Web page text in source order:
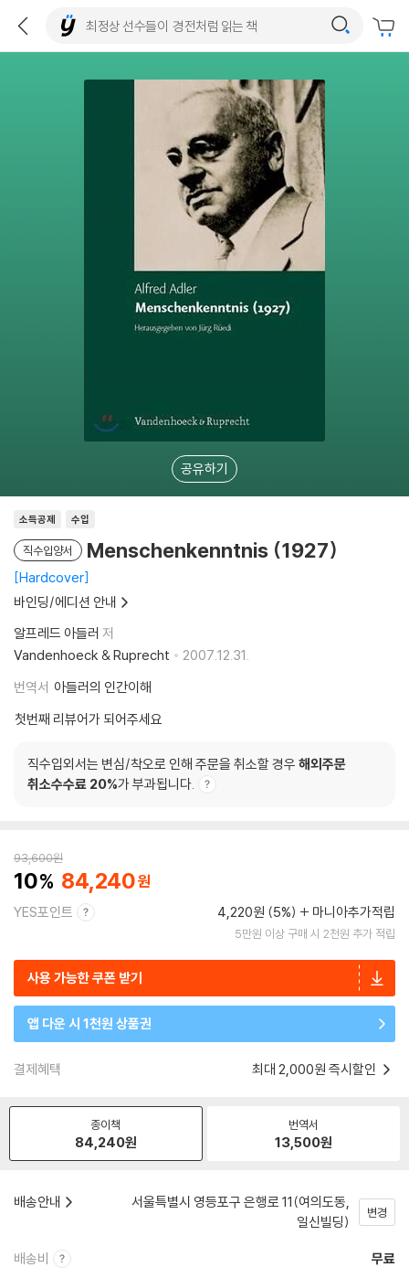
공유하기
소득공제 수입
직수입양서 Menschenkenntnis (1927)
Hardcover
바인딩/에디션 안내
알프레드 아들러 저
Vandenhoeck & Ruprecht
2007.12.31.
번역서 아들러의 인간이해
첫번째 리뷰어가 되어주세요
직수입외서는 변심/착오로 인해 주문을 취소할 경우 해외주문
취소수수료 20%가 부과됩니다.
93,600원
10 84,240
YES포인트 4,220원 (5%) 마니아추가적립
5만원 이상 구매 시 2천원 추가 적립
사용 가능한 쿠폰 받기
앱 다운 시 1천원 상품권
결제혜택 최대 2,000원 즉시할인
종이책
84,240원
번역서
13,500원
배송안내
서울특별시 영등포구 은행로 11(여의도동,
일신빌딩)
변경
배송비 무료